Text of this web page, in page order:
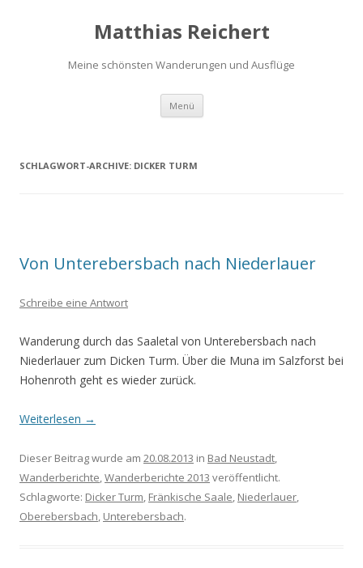
Matthias Reichert
Meine schönsten Wanderungen und Ausflüge
Menü Zum
springen
SCHLAGWORT-ARCHIVE: DICKER TURM
Von Unterebersbach nach Niederlauer
Schreibe eine Antwort
Wanderung durch das Saaletal von Unterebersbach nach
Niederlauer zum Dicken Turm. Über die Muna im Salzforst bei
Hohenroth geht es wieder zurück.
Weiterlesen →
Dieser Beitrag wurde am 20.08.2013 in Bad Neustadt,
Wanderberichte,Wanderberichte 2013 veröffentlicht.
Schlagworte: Dicker Turm, Fränkische Saale, Niederlauer,
Oberebersbach, Unterebersbach.